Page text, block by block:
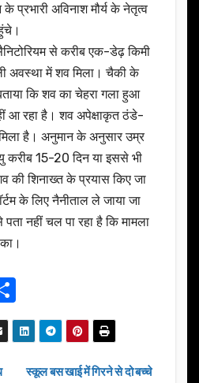
प्रभारी अविनाश मौर्य के नेतृत्व
से करीब एक-डेढ़ किमी
अवस्था में शव मिला। चैकी के
कि शव का चेहरा गला हुआ
आ रहा है। शव अपेक्षाकृत ठंडे-
है। अनुमान के अनुसार उम्र
15-20 दिन या इससे भी
की शिनाख्त के प्रयास किए जा
के लिए नैनीताल ले जाया जा
नहीं चल पा रहा है कि मामला
h
ar
eस्कूल बस खाई में गिरने से दो बच्चे